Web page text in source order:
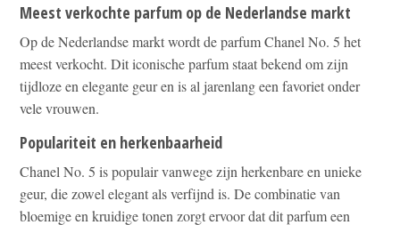
Meest verkochte parfum op de Nederlandse markt
Op de Nederlandse markt wordt de parfum Chanel No. 5 het
meest verkocht. Dit iconische parfum staat bekend om zijn
tijdloze en elegante geur en is al jarenlang een favoriet onder
vele vrouwen.
Populariteit en herkenbaarheid
Chanel No. 5 is populair vanwege zijn herkenbare en unieke
geur, die zowel elegant als verfijnd is. De combinatie van
bloemige en kruidige tonen zorgt ervoor dat dit parfum een